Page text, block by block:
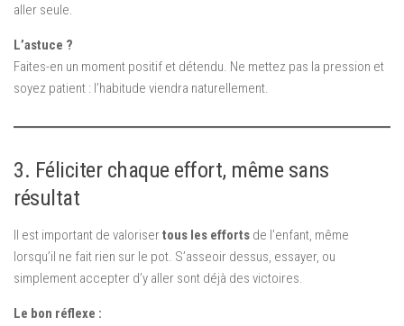
aller seule.
L’astuce ?
Faites-en un moment positif et détendu. Ne mettez pas la pression et
soyez patient : l’habitude viendra naturellement.
3. Féliciter chaque effort, même sans
résultat
Il est important de valorisertous les efforts de l’enfant, même
lorsqu’il ne fait rien sur le pot. S’asseoir dessus, essayer, ou
simplement accepter d’y aller sont déjà des victoires.
Le bon réflexe :